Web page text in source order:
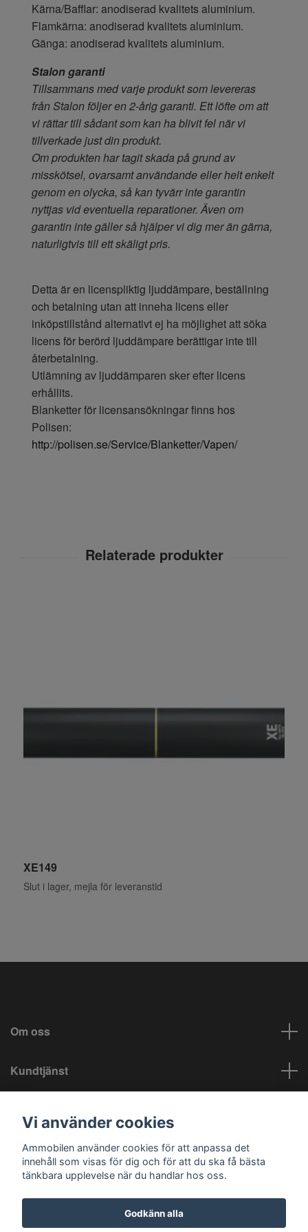
Kärna/Bafflar: anodiserad kvalitets aluminium.
Flamkärna: anodiserad kvalitets aluminium.
Gänga: anodiserad kvalitets aluminium.
Stalon garanti
Tillsammans med varje produkt som levereras
från Stalon följer en 2-årig garanti. Ett löfte om att
vi rättar till sådant som kan ha blivit fel när vi
tillverkade just din produkt.
Om produkten har tagit skada på grund av
misskötsel, ovarsamt användande eller helt enkelt
genom en olycka, så kan tyvärr inte garantin
nyttjas vid eventuella reparationer. Även om
garantin inte gäller så hjälper vi dig mer än gärna,
naturligtvis till ett skäligt pris.
Detta är en licenspliktig ljuddämpare, beställning
och betalning utan att inneha licens eller
inköpstillstånd alternativt ej ha möjlighet att söka
licens för berörd ljuddämpare berättigar inte till
återbetalning.
Utlämning av ljuddämparen sker efter licens
erhållits.
Blanketter för licensansökningar finns hos
Polisen:
http://polisen.se/Service/Blanketter/Vapen/
XE149
Slut i lager, mejla för leveranstid
Om oss
Kundtjänst
Sociala medier
Vi använder cookies
Ammobilen använder cookies för att anpassa det
innehåll som visas för dig och för att du ska få bästa
tänkbara upplevelse när du handlar hos oss.
Godkänn alla